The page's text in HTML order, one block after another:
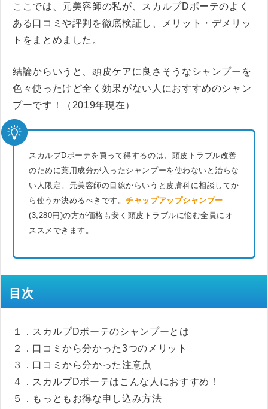
ここでは、元美容師の私が、スカルプDボーテのよく
ある口コミや評判を徹底検証し、メリット・デメリッ
トをまとめました。
結論からいうと、頭皮ケアに良さそうなシャンプーを
色々使ったけど全く効果がない人におすすめのシャン
プーです！（2019年現在）
スカルプDボーテを買って得するのは、頭皮トラブル改善
のために薬用成分が入ったシャンプーを使わないと治らな
い人限定 。元美容師の目線からいうと皮膚科に相談してか
ら使うか決めるべきです。チャップアップシャンプー
(3,280円)の方が価格も安く頭皮トラブルに悩む全員にオ
ススメできます。
目次
１．スカルプDボーテのシャンプーとは
２．口コミから分かった3つのメリット
３．口コミから分かった注意点
４．スカルプDボーテはこんな人におすすめ！
５．もっともお得な申し込み方法